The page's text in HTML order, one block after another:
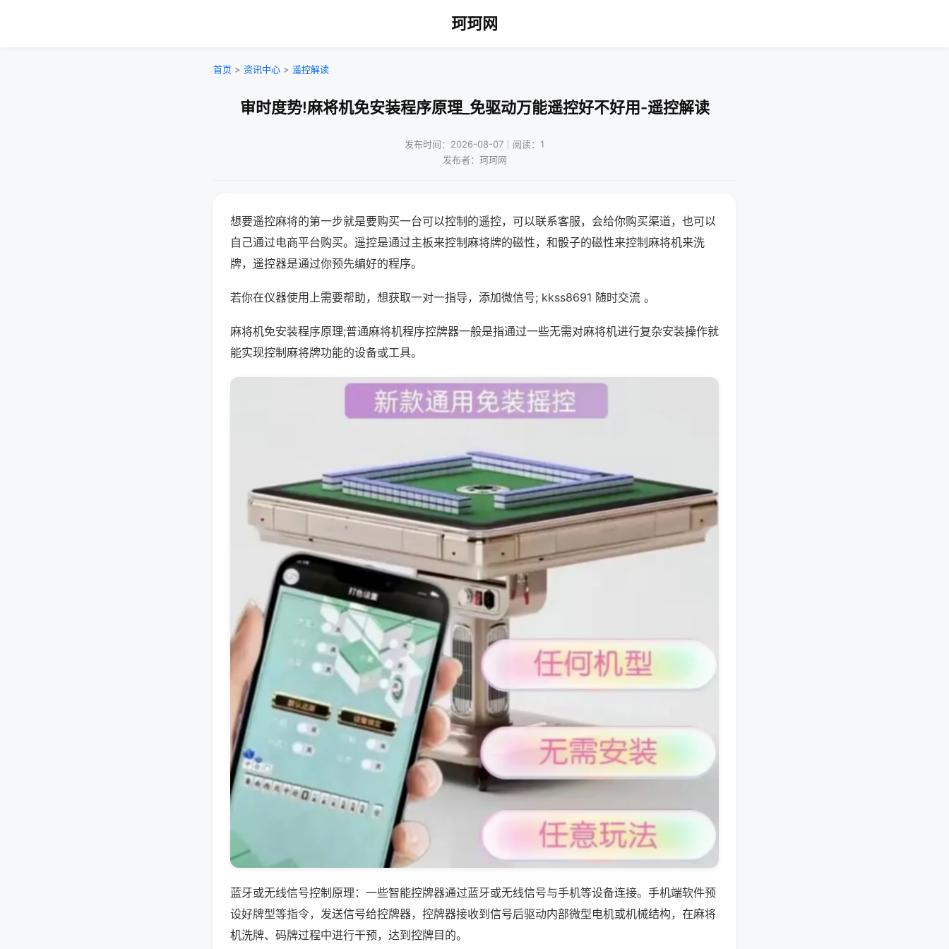
珂珂网
首页 > 资讯中心 > 遥控解读
审时度势!麻将机免安装程序原理_免驱动万能遥控好不好用-遥控解读
发布时间：2026-08-07｜阅读：1
发布者：珂珂网
想要遥控麻将的第一步就是要购买一台可以控制的遥控，可以联系客服，会给你购买渠道，也可以
自己通过电商平台购买。遥控是通过主板来控制麻将牌的磁性，和骰子的磁性来控制麻将机来洗
牌，遥控器是通过你预先编好的程序。
若你在仪器使用上需要帮助，想获取一对一指导，添加微信号; kkss8691 随时交流 。
麻将机免安装程序原理;普通麻将机程序控牌器一般是指通过一些无需对麻将机进行复杂安装操作就
能实现控制麻将牌功能的设备或工具。
蓝牙或无线信号控制原理：一些智能控牌器通过蓝牙或无线信号与手机等设备连接。手机端软件预
设好牌型等指令，发送信号给控牌器，控牌器接收到信号后驱动内部微型电机或机械结构，在麻将
机洗牌、码牌过程中进行干预，达到控牌目的。